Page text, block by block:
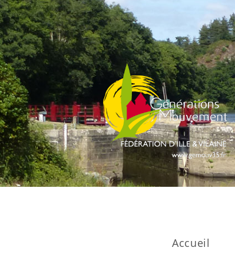
Accueil